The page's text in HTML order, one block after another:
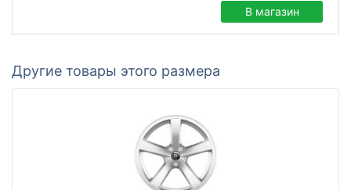
В магазин
Другие товары этого размера